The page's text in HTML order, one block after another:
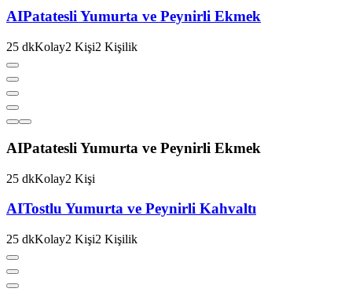
AIPatatesli Yumurta ve Peynirli Ekmek
25 dkKolay2 Kişi2 Kişilik
AIPatatesli Yumurta ve Peynirli Ekmek
25 dkKolay2 Kişi
AITostlu Yumurta ve Peynirli Kahvaltı
25 dkKolay2 Kişi2 Kişilik